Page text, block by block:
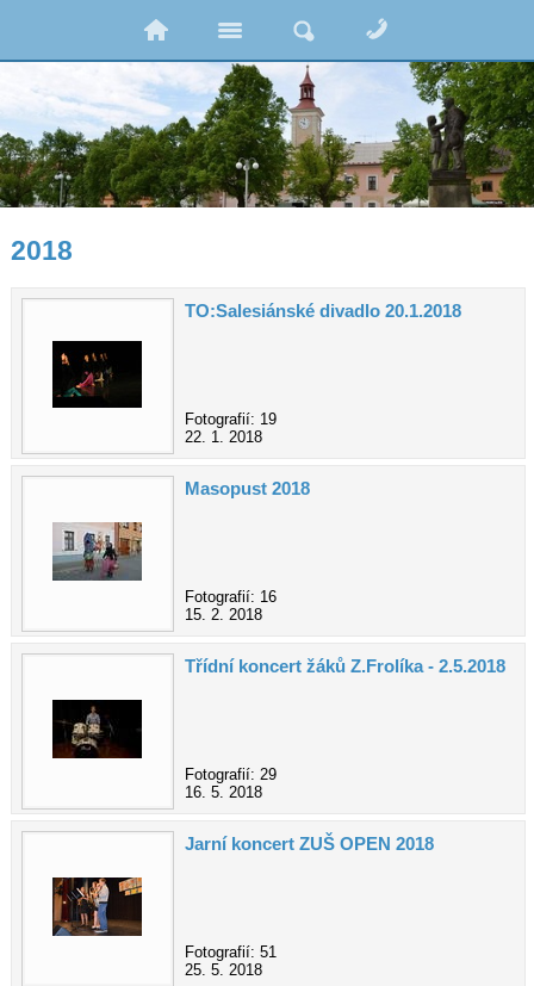
2018
TO:Salesiánské divadlo 20.1.2018
Fotografií: 19
22. 1. 2018
Masopust 2018
Fotografií: 16
15. 2. 2018
Třídní koncert žáků Z.Frolíka - 2.5.2018
Fotografií: 29
16. 5. 2018
Jarní koncert ZUŠ OPEN 2018
Fotografií: 51
25. 5. 2018